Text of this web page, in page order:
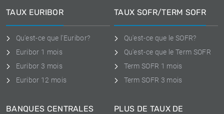
TAUX EURIBOR
Qu'est-ce que l'Euribor?
Euribor 1 mois
Euribor 3 mois
Euribor 12 mois
TAUX SOFR/TERM SOFR
Qu'est-ce que le SOFR?
Qu'est-ce que le Term SOFR
Term SOFR 1 mois
Term SOFR 3 mois
BANQUES CENTRALES
PLUS DE TAUX DE